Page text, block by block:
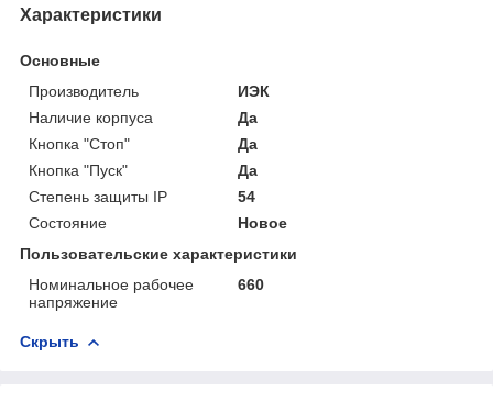
Характеристики
Основные
Производитель
ИЭК
Наличие корпуса
Да
Кнопка "Стоп"
Да
Кнопка "Пуск"
Да
Степень защиты IP
54
Состояние
Новое
Пользовательские характеристики
Номинальное рабочее
напряжение
660
Скрыть